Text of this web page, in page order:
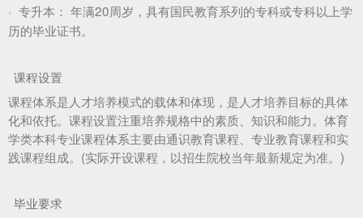
· 专升本： 年满20周岁，具有国民教育系列的专科或专科以上学
历的毕业证书。
课程设置
课程体系是人才培养模式的载体和体现，是人才培养目标的具体
化和依托。课程设置注重培养规格中的素质、知识和能力。体育
学类本科专业课程体系主要由通识教育课程、专业教育课程和实
践课程组成。(实际开设课程，以招生院校当年最新规定为准。)
毕业要求